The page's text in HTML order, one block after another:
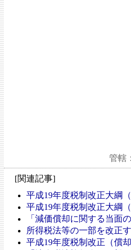
管轄
[関連記事]
平成19年度税制改正大綱
平成19年度税制改正大綱（
「減価償却に関する当面
所得税法等の一部を改正
平成19年度税制改正（償